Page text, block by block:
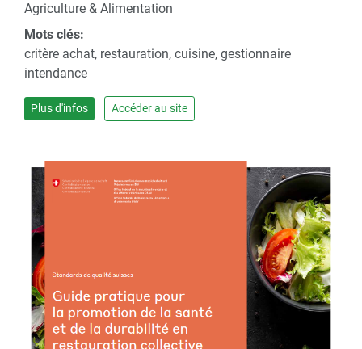
Agriculture & Alimentation
Mots clés:
critère achat, restauration, cuisine, gestionnaire
intendance
Plus d'infos Accéder au site